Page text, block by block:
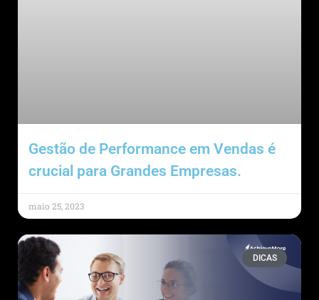
Gestão de Performance em Vendas é
crucial para Grandes Empresas.
maio 25, 2023
DICAS